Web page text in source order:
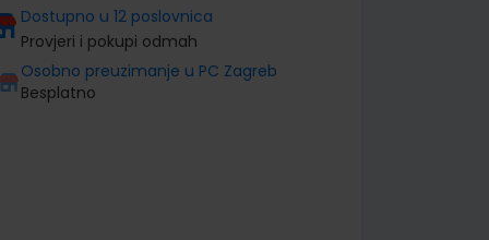
Dostupno u 12 poslovnica
Provjeri i pokupi odmah
Osobno preuzimanje u PC Zagreb
Besplatno